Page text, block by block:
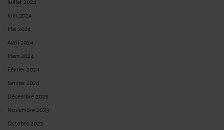
Juin 2024
Mai 2024
Avril 2024
Mars 2024
Février 2024
Janvier 2024
Décembre 2023
Novembre 2023
Octobre 2023